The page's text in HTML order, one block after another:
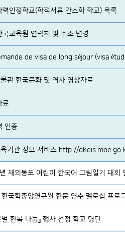
력인정학교(학적서류 간소화 학교) 목록
국교육원 연락처 및 주소 변경
de visa de long séjour (visa
관 한국문화 및 역사 영상자료
료
인증
육기관 정보 서비스 http://
재외동포 어린이 한국어 그림일기 대회
국학중앙연구원 한문 연수 펠로십 프로
벌 한복 나눔』 행사 선정 학교 명단